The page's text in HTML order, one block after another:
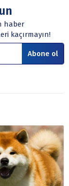
aracı
portföy
mali
yatırım kararı
haber
kaçırmayın!
Abone ol